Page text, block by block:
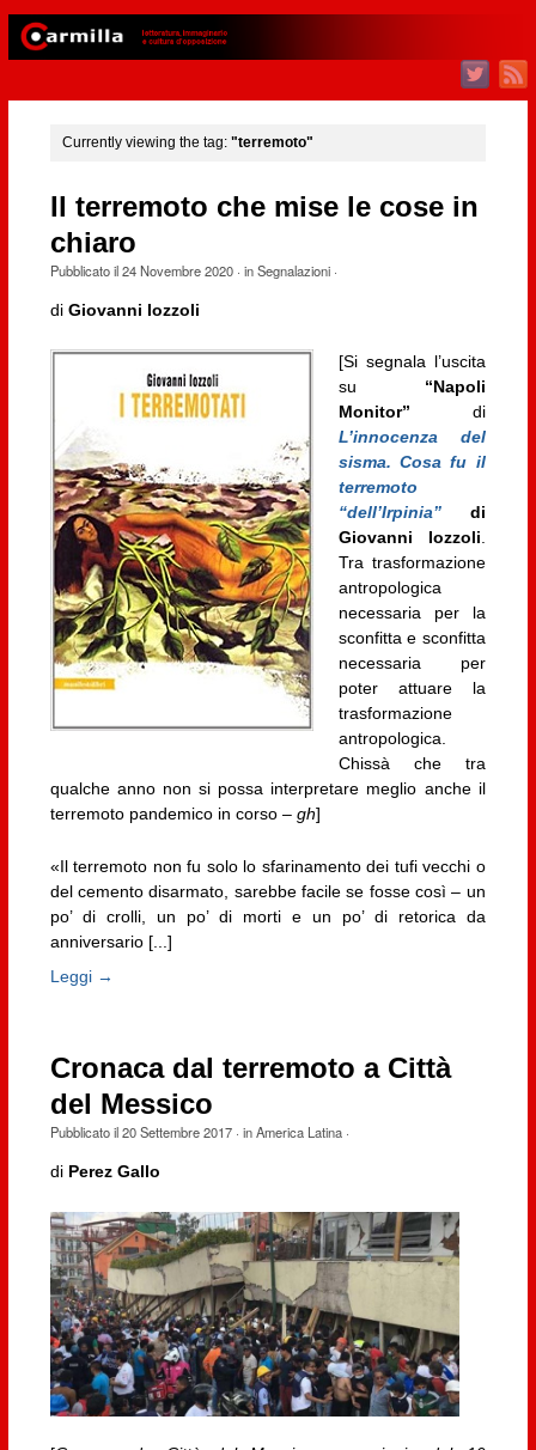
Currently viewing the tag: "terremoto"
Il terremoto che mise le cose in
chiaro
Pubblicato il24 Novembre 2020· inSegnalazioni·
di Giovanni Iozzoli
[Si segnala l’uscita
su “Napoli
Monitor” di
L’innocenza del
sisma. Cosa fu il
terremoto
“dell’Irpinia”di
Giovanni Iozzoli.
Tra trasformazione
antropologica
necessaria per la
sconfitta e sconfitta
necessaria per
poter attuare la
trasformazione
antropologica.
Chissà che tra
qualche anno non si possa interpretare meglio anche il
terremoto pandemico in corso – gh]
«Il terremoto non fu solo lo sfarinamento dei tufi vecchi o
del cemento disarmato, sarebbe facile se fosse così – un
po’ di crolli, un po’ di morti e un po’ di retorica da
anniversario [...]
Leggi →
Cronaca dal terremoto a Città
del Messico
Pubblicato il20 Settembre 2017· inAmerica Latina·
di Perez Gallo